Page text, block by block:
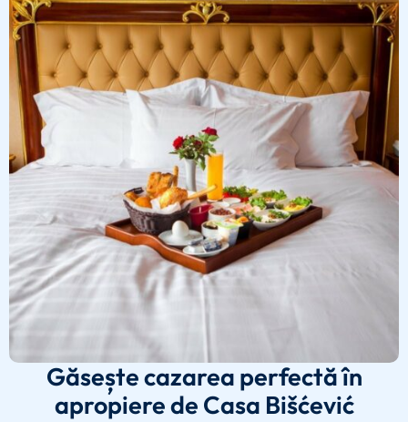
Găsește cazarea perfectă în
apropiere de Casa Bišćević